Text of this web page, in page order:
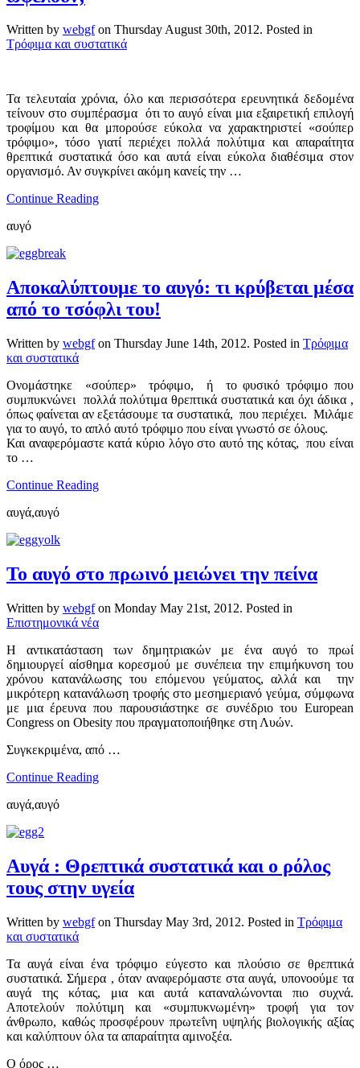
Written by webgfon Thursday August 30th, 2012. Posted in
Τρόφιμα και συστατικά
Τα τελευταία χρόνια, όλο και περισσότερα ερευνητικά δεδομένα
τείνουν στο συμπέρασμα ότι το αυγό είναι μια εξαιρετική επιλογή
τροφίμου και θα μπορούσε εύκολα να χαρακτηριστεί «σούπερ
τρόφιμο», τόσο γιατί περιέχει πολλά πολύτιμα και απαραίτητα
θρεπτικά συστατικά όσο και αυτά είναι εύκολα διαθέσιμα στον
οργανισμό. Αν συγκρίνει ακόμη κανείς την …
Continue Reading
αυγό
Αποκαλύπτουμε το αυγό: τι κρύβεται μέσα
από το τσόφλι του!
Written by webgfon Thursday June 14th, 2012. Posted in Τρόφιμα
και συστατικά
Ονομάστηκε «σούπερ» τρόφιμο, ή το φυσικό τρόφιμο που
συμπυκνώνει πολλά πολύτιμα θρεπτικά συστατικά και όχι άδικα ,
όπως φαίνεται αν εξετάσουμε τα συστατικά, που περιέχει. Μιλάμε
για το αυγό, το απλό αυτό τρόφιμο που είναι γνωστό σε όλους.
Και αναφερόμαστε κατά κύριο λόγο στο αυτό της κότας, που είναι
το …
Continue Reading
αυγά,αυγό
Το αυγό στο πρωινό μειώνει την πείνα
Written by webgfon Monday May 21st, 2012. Posted in
Επιστημονικά νέα
Η αντικατάσταση των δημητριακών με ένα αυγό το πρωί
δημιουργεί αίσθημα κορεσμού με συνέπεια την επιμήκυνση του
χρόνου κατανάλωσης του επόμενου γεύματος, αλλά και την
μικρότερη κατανάλωση τροφής στο μεσημεριανό γεύμα, σύμφωνα
με μια έρευνα που παρουσιάστηκε σε συνέδριο του European
Congress on Obesity που πραγματοποιήθηκε στη Λυών.
Συγκεκριμένα, από …
Continue Reading
αυγά,αυγό
Αυγά : Θρεπτικά συστατικά και ο ρόλος
τους στην υγεία
Written by webgfon Thursday May 3rd, 2012. Posted in Τρόφιμα
και συστατικά
Τα αυγά είναι ένα τρόφιμο εύγεστο και πλούσιο σε θρεπτικά
συστατικά. Σήμερα , όταν αναφερόμαστε στα αυγά, υπονοούμε τα
αυγά της κότας, μια και αυτά καταναλώνονται πιο συχνά.
Αποτελούν πολύτιμη και «συμπυκνωμένη» τροφή για τον
άνθρωπο, καθώς προσφέρουν πρωτεΐνη υψηλής βιολογικής αξίας
και καλύπτουν όλα τα απαραίτητα αμινοξέα.
Ο όρος …